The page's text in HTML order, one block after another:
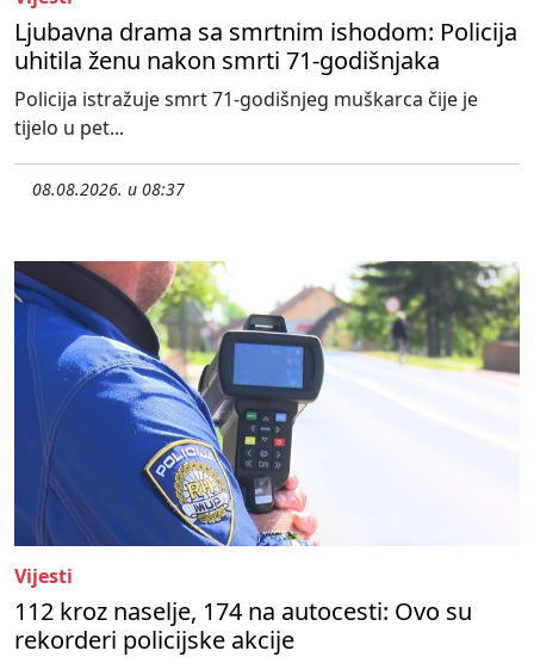
Ljubavna drama sa smrtnim ishodom: Policija
uhitila ženu nakon smrti 71-godišnjaka
Policija istražuje smrt 71-godišnjeg muškarca čije je
tijelo u pet...
08.08.2026. u 08:37
Vijesti
112 kroz naselje, 174 na autocesti: Ovo su
rekorderi policijske akcije